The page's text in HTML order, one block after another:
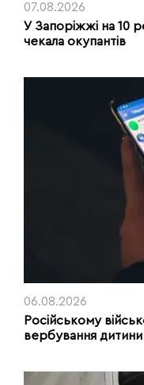
07.08.2026
У Запоріжжі на 10
чекала окупантів
06.08.2026
Російському
вербування дитини